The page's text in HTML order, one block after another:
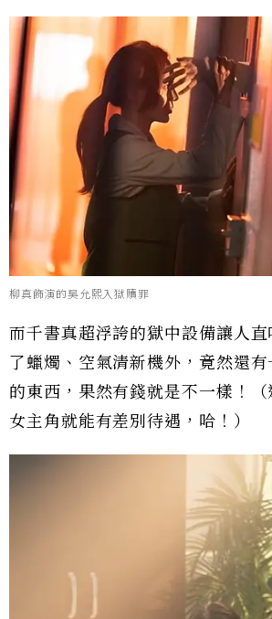
柳真飾演的吳允熙入獄贖罪
而千書真超浮誇的獄中設備讓人
了蠟燭、空氣清新機外，竟然還
的東西，果然有錢就是不一樣！
女主角就能有差別待遇，哈！）